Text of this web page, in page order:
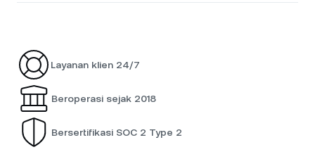
Layanan klien 24/7
Beroperasi sejak 2018
Bersertifikasi SOC 2 Type 2